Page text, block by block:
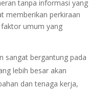
tanpa informasi yang
memberikan perkiraan
umum yang
sangat bergantung pada
lebih besar akan
dan tenaga kerja,